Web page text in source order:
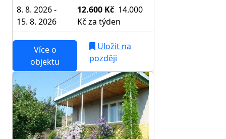
8. 8. 2026 -
15. 8. 2026
12.600 Kč 14.000
Kč za týden
Více o
objektu
Uložit na
později